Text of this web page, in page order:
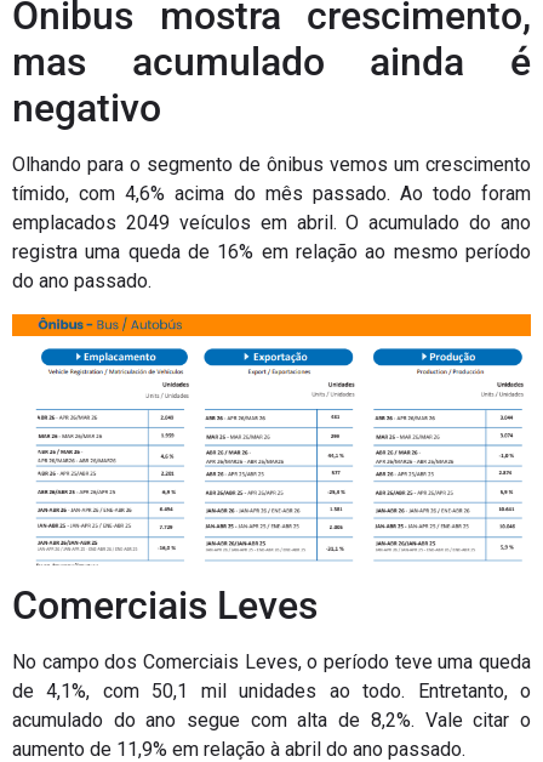
Ônibus mostra crescimento,
mas acumulado ainda é
negativo
Olhando para o segmento de ônibus vemos um crescimento
tímido, com 4,6% acima do mês passado. Ao todo foram
emplacados 2049 veículos em abril. O acumulado do ano
registra uma queda de 16% em relação ao mesmo período
do ano passado.
Comerciais Leves
No campo dos Comerciais Leves, o período teve uma queda
de 4,1%, com 50,1 mil unidades ao todo. Entretanto, o
acumulado do ano segue com alta de 8,2%. Vale citar o
aumento de 11,9% em relação à abril do ano passado.